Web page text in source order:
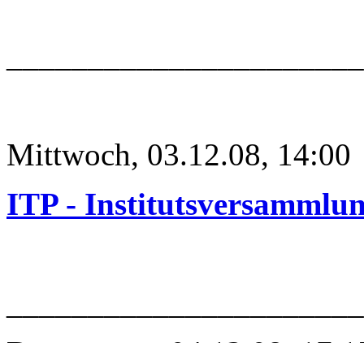
Mittwoch, 03.12.08, 14:00
ITP -